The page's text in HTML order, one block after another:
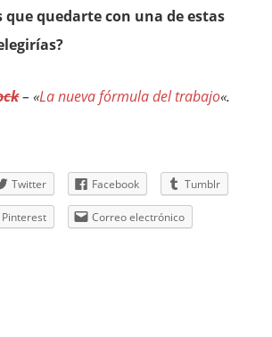
quedarte con una de estas
– «La nueva fórmula del trabajo«.
Twitter Facebook Tumblr
Pinterest Correo electrónico